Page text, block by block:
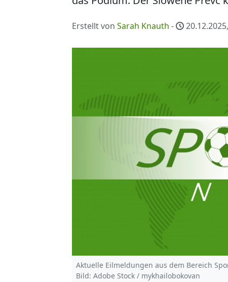
Erstellt von Sarah Knauth -
Aktuelle Eilmeldungen aus dem Bereich
Bild: Adobe Stock / mykhailobokovan